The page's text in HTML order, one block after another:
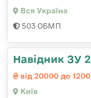
Вся Україна
503 ОБМП
Навідник ЗУ
від 20000 до
Київ